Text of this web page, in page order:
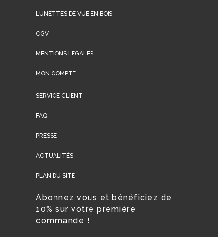
LUNETTES DE VUE EN BOIS
CGV
MENTIONS LEGALES
MON COMPTE
SERVICE CLIENT
FAQ
PRESSE
ACTUALITÉS
PLAN DU SITE
Abonnez vous et bénéficiez de
10% sur votre première
commande !